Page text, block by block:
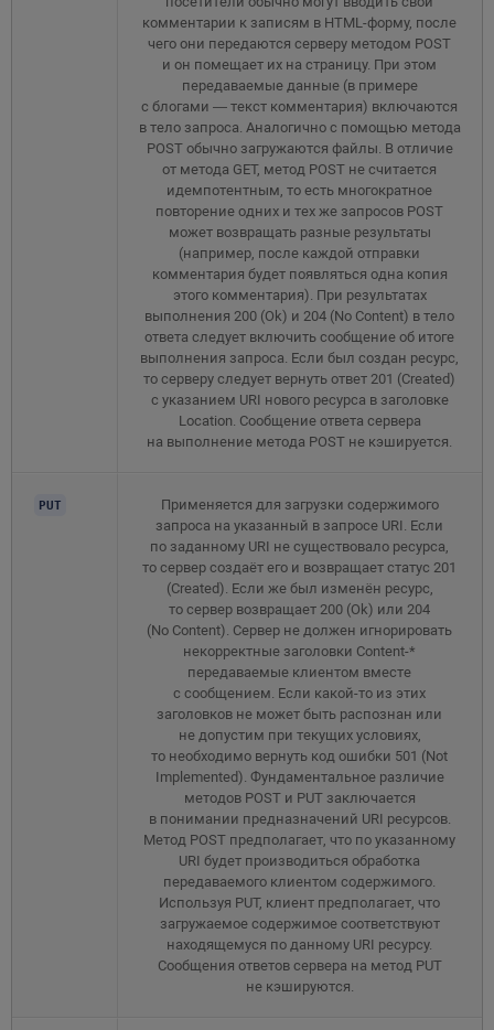
комментарии к записям в HTML-форму, после
чего они передаются серверу методом POST
и он помещает их на страницу. При этом
передаваемые данные (в примере
с блогами — текст комментария) включаются
в тело запроса. Аналогично с помощью метода
POST обычно загружаются файлы. В отличие
от метода GET, метод POST не считается
идемпотентным, то есть многократное
повторение одних и тех же запросов POST
может возвращать разные результаты
(например, после каждой отправки
комментария будет появляться одна копия
этого комментария). При результатах
выполнения 200 (Ok) и 204 (No Content) в тело
ответа следует включить сообщение об итоге
выполнения запроса. Если был создан ресурс,
то серверу следует вернуть ответ 201 (Created)
с указанием URI нового ресурса в заголовке
Location. Сообщение ответа сервера
на выполнение метода POST не кэшируется.
PUT
Применяется для загрузки содержимого
запроса на указанный в запросе URI. Если
по заданному URI не существовало ресурса,
то сервер создаёт его и возвращает статус 201
(Created). Если же был изменён ресурс,
то сервер возвращает 200 (Ok) или 204
(No Content). Сервер не должен игнорировать
некорректные заголовки Content-*
передаваемые клиентом вместе
с сообщением. Если какой-то из этих
заголовков не может быть распознан или
не допустим при текущих условиях,
то необходимо вернуть код ошибки 501 (Not
Implemented). Фундаментальное различие
методов POST и PUT заключается
в понимании предназначений URI ресурсов.
Метод POST предполагает, что по указанному
URI будет производиться обработка
передаваемого клиентом содержимого.
Используя PUT, клиент предполагает, что
загружаемое содержимое соответствуют
находящемуся по данному URI ресурсу.
Сообщения ответов сервера на метод PUT
не кэшируются.